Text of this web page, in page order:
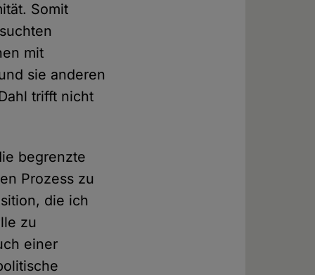
Somit
mit
sie anderen
trifft nicht
begrenzte
Prozess zu
die ich
zu
einer